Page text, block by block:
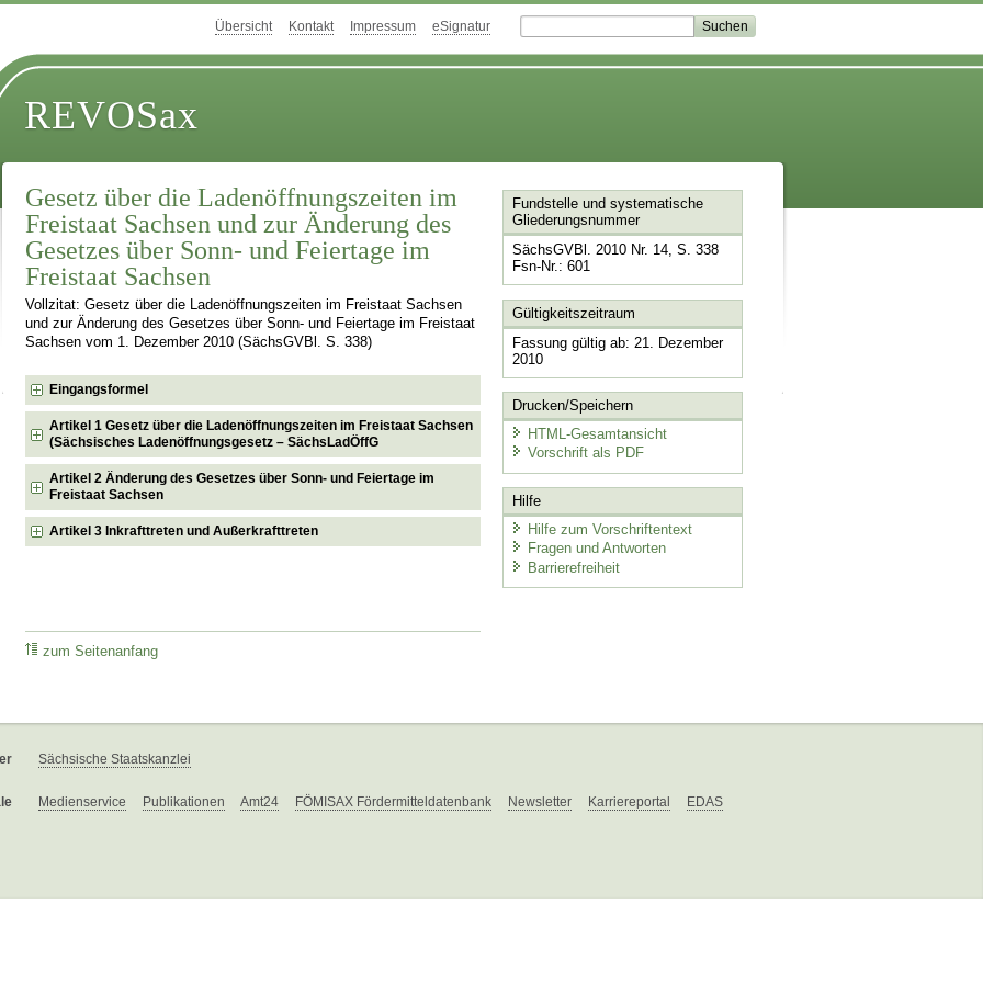
Übersicht Kontakt Impressum eSignatur
REVOSax
Gesetz über die Ladenöffnungszeiten im
Freistaat Sachsen und zur Änderung des
Gesetzes über Sonn- und Feiertage im
Freistaat Sachsen
Vollzitat: Gesetz über die Ladenöffnungszeiten im Freistaat Sachsen
und zur Änderung des Gesetzes über Sonn- und Feiertage im Freistaat
Sachsen vom 1. Dezember 2010 (SächsGVBl. S. 338)
Eingangsformel
Artikel 1 Gesetz über die Ladenöffnungszeiten im Freistaat Sachsen
(Sächsisches Ladenöffnungsgesetz – SächsLadÖffG
Artikel 2 Änderung des Gesetzes über Sonn- und Feiertage im
Freistaat Sachsen
Artikel 3 Inkrafttreten und Außerkrafttreten
zum Seitenanfang
Fundstelle und systematische
Gliederungsnummer
SächsGVBl. 2010 Nr. 14, S. 338
Fsn-Nr.: 601
Gültigkeitszeitraum
Fassung gültig ab: 21. Dezember
2010
Drucken/Speichern
HTML-Gesamtansicht
Vorschrift als PDF
Hilfe
Hilfe zum Vorschriftentext
Fragen und Antworten
Barrierefreiheit
Sächsische Staatskanzlei
Medienservice Publikationen Amt24 FÖMISAX Fördermitteldatenbank Newsletter Karriereportal EDAS